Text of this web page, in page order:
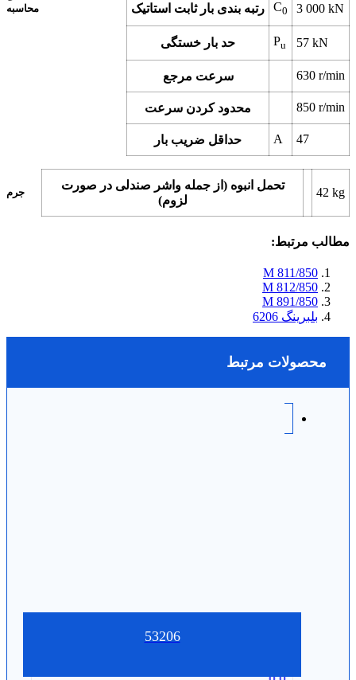
محاسبه
رتبه بندی بار ثابت استاتیک C0 3 000 kN
حد بار خستگی Pu 57 kN
سرعت مرجع 630 r/min
محدود کردن سرعت 850 r/min
حداقل ضریب بار A 47
جرم
تحمل انبوه (از جمله واشر صندلی در صورت
لزوم)
42 kg
مطالب مرتبط:
811/850 M
812/850 M
891/850 M
بلبرینگ 6206
محصولات مرتبط
53206